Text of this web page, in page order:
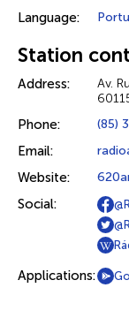
Language:
Station
Address:
Av.
Phone: (85)
Email:
Website:
Social:
Applications: